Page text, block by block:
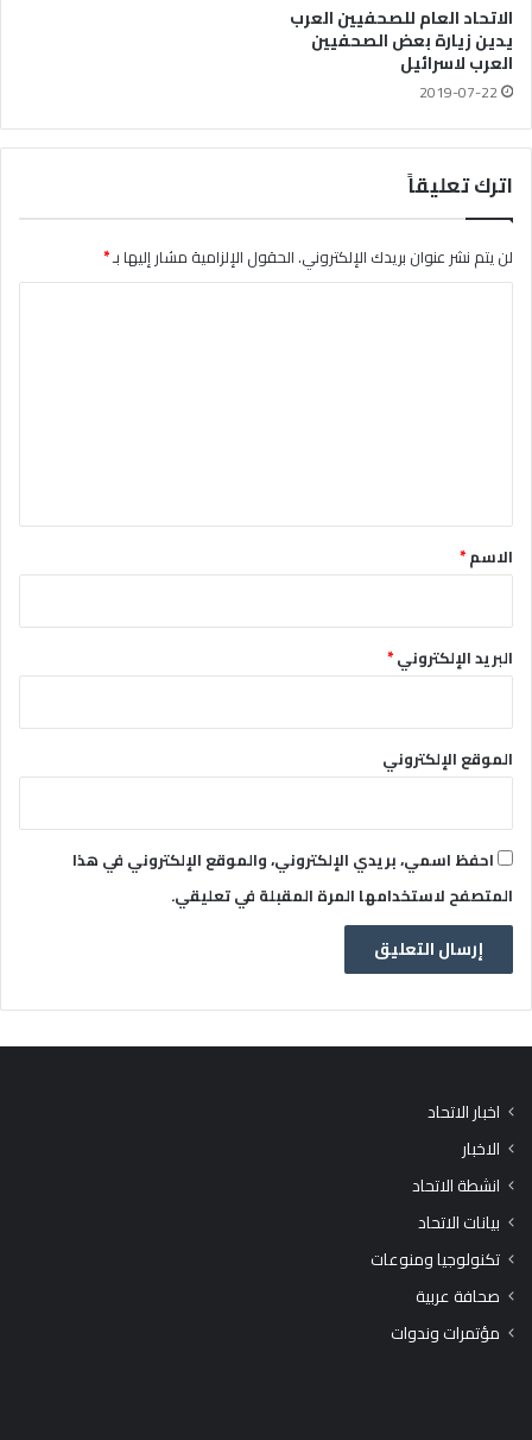
الاتحاد العام للصحفيين العرب
يدين زيارة بعض الصحفيين
العرب لاسرائيل
2019-07-22
اترك تعليقاً
لن يتم نشر عنوان بريدك الإلكتروني.الحقول الإلزامية مشار إليها بـ*
*الاسم*
البريد الإلكتروني*
الموقع الإلكتروني
احفظ اسمي، بريدي الإلكتروني، والموقع الإلكتروني في هذا
المتصفح لاستخدامها المرة المقبلة في تعليقي.
اخبار الاتحاد
الاخبار
انشطة الاتحاد
بيانات الاتحاد
تكنولوجيا ومنوعات
صحافة عربية
مؤتمرات وندوات